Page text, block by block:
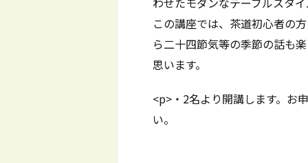
この講座では、茶道初心者の
ら二十四節気等の季節の話も
思います。
<p>・2名より開講します。お
い。